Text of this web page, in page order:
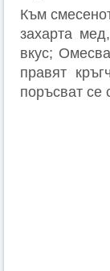
Към
захарта
вкус;
правят
поръсват се